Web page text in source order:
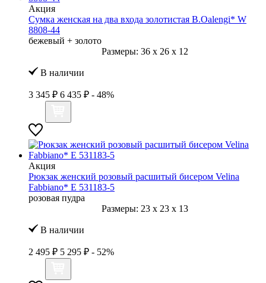
Акция
Сумка женская на два входа золотистая B.Oalengi* W
8808-44
бежевый + золото
Размеры: 36 x 26 x 12
В наличии
3 345 ₽ 6 435 ₽ - 48%
Акция
Рюкзак женский розовый расшитый бисером Velina
Fabbiano* E 531183-5
розовая пудра
Размеры: 23 x 23 x 13
В наличии
2 495 ₽ 5 295 ₽ - 52%